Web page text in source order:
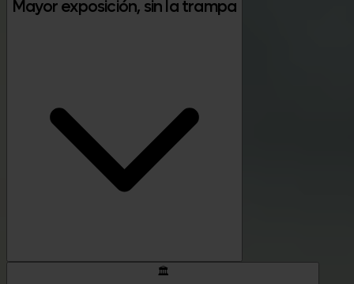
Mayor exposición, sin la trampa
🏛️